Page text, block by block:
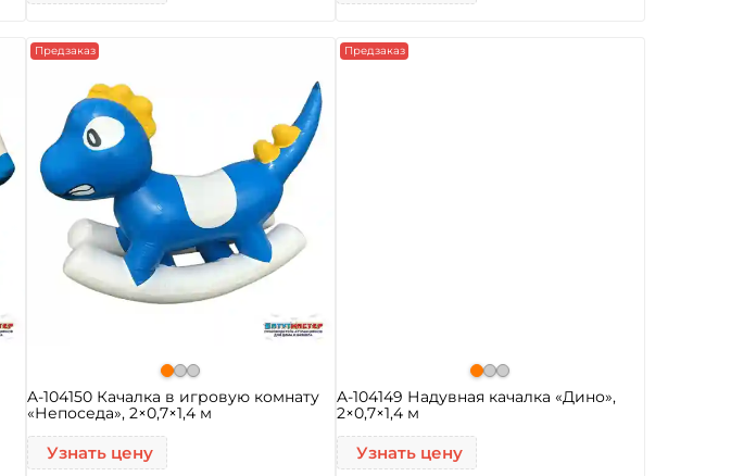
Предзаказ
A-104150 Качалка в игровую комнату
«Непоседа», 2×0,7×1,4 м
Узнать цену
Предзаказ
A-104149 Надувная качалка «Дино»,
2×0,7×1,4 м
Узнать цену